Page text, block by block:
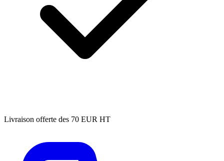
Livraison offerte des 70 EUR HT